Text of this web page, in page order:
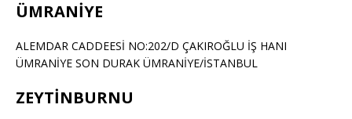
ÜMRANİYE
ALEMDAR CADDEESİ NO:202/D ÇAKIROĞLU İŞ HANI
ÜMRANİYE SON DURAK ÜMRANİYE/İSTANBUL
ZEYTİNBURNU